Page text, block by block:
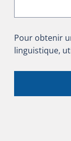
Pour obtenir
linguistique,